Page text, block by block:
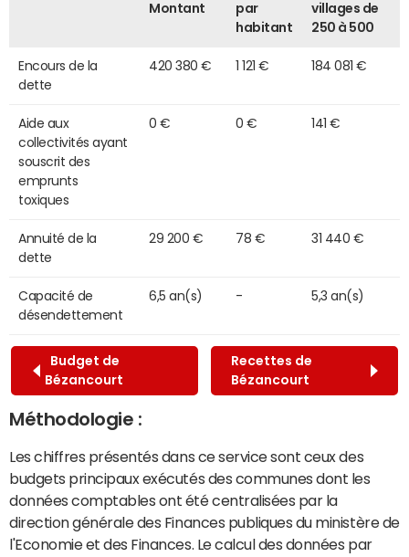
Montant
par
habitant
villages de
250 à 500
Encours de la
dette
420 380 € 1 121 € 184 081 €
Aide aux
collectivités ayant
souscrit des
emprunts
toxiques
0 € 0 € 141 €
Annuité de la
dette
29 200 € 78 € 31 440 €
Capacité de
désendettement
6,5 an(s) - 5,3 an(s)
Budget de
Bézancourt
Recettes de
Bézancourt
Méthodologie :
Les chiffres présentés dans ce service sont ceux des
budgets principaux exécutés des communes dont les
données comptables ont été centralisées par la
direction générale des Finances publiques du ministère de
l'Economie et des Finances. Le calcul des données par